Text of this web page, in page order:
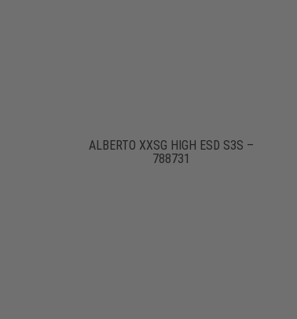
ALBERTO XXSG HIGH ESD S3S –
788731